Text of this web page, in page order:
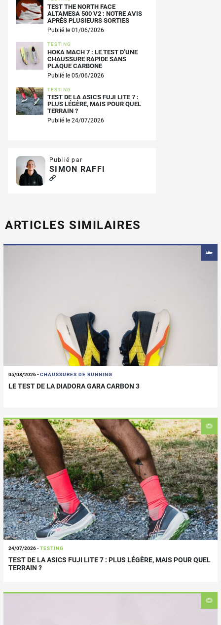
TEST THE NORTH FACE
ALTAMESA 500 V2 : NOTRE AVIS
APRÈS PLUSIEURS SORTIES
Publié le 01/06/2026
TESTING
HOKA MACH 7 : LE TEST D’UNE
CHAUSSURE RAPIDE SANS
PLAQUE CARBONE
Publié le 05/06/2026
TESTING
TEST DE LA ASICS FUJI LITE 7 :
PLUS LÉGÈRE, MAIS POUR QUEL
TERRAIN ?
Publié le 24/07/2026
Publié par
SIMON RAFFI
ARTICLES SIMILAIRES
05/08/2026-CHAUSSURES DE RUNNING
LE TEST DE LA DIADORA GARA CARBON 3
24/07/2026-TESTING
TEST DE LA ASICS FUJI LITE 7 : PLUS LÉGÈRE, MAIS POUR QUEL
TERRAIN ?